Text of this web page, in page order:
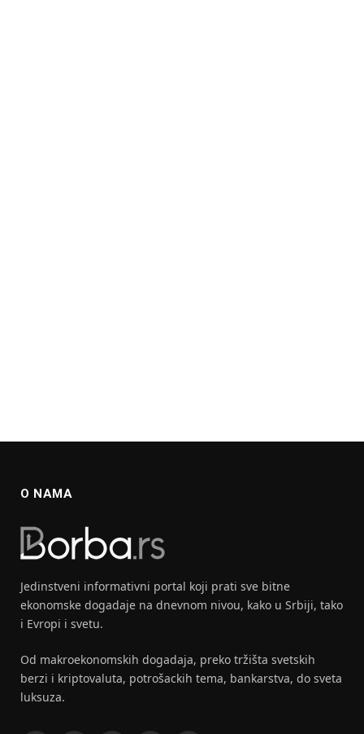
O NAMA
Jedinstveni informativni portal koji prati sve bitne
ekonomske dogadaje na dnevnom nivou, kako u Srbiji, tako
i Evropi i svetu.
Od makroekonomskih dogadaja, preko tržišta svetskih
berzi i kriptovaluta, potrošackih tema, bankarstva, do sveta
luksuza.